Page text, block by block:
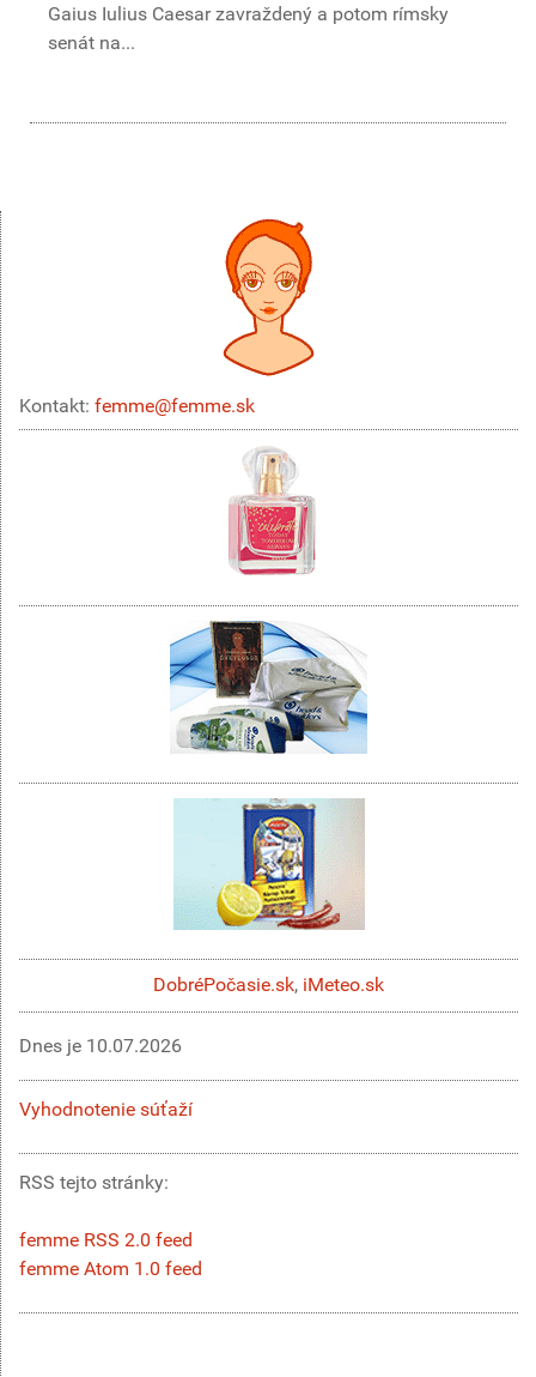
Gaius Iulius Caesar zavraždený a potom rímsky
senát na...
Kontakt: femme@femme.sk
DobréPočasie.sk, iMeteo.sk
Dnes je 10.07.2026
Vyhodnotenie súťaží
RSS tejto stránky:
femme RSS 2.0 feed
femme Atom 1.0 feed